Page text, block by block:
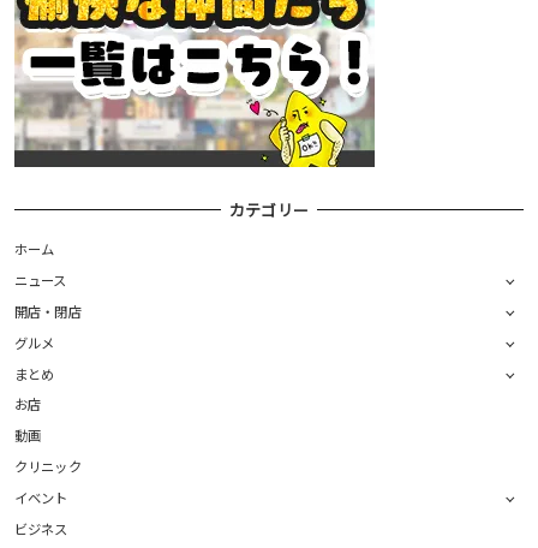
カテゴリー
ホーム
ニュース
開店・閉店
グルメ
まとめ
お店
動画
クリニック
イベント
ビジネス